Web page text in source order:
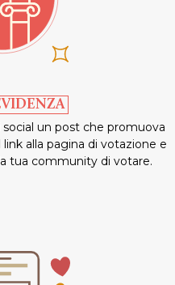
un post che promuova
alla pagina di votazione e
tua community di votare.